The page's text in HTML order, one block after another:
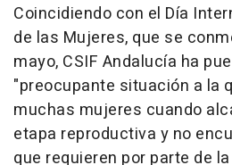
Coincidiendo con el Día
de las Mujeres, que se
mayo, CSIF Andalucía ha
"preocupante situación a la
muchas mujeres cuando
etapa reproductiva y no
que requieren por parte de